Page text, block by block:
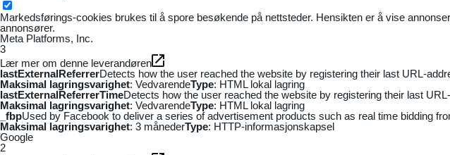
Markedsførings-cookies brukes til å spore besøkende på nettsteder. Hensikten er å vise
annonsører.
Meta Platforms, Inc.
3
Lær mer om denne leverandøren
lastExternalReferrerDetects how the user reached the website by registering their last URL-
Maksimal lagringsvarighet: VedvarendeType: HTML lokal lagring
lastExternalReferrerTimeDetects how the user reached the website by registering their last
Maksimal lagringsvarighet: VedvarendeType: HTML lokal lagring
_fbpUsed by Facebook to deliver a series of advertisement products such as real time bidding
Maksimal lagringsvarighet: 3 månederType: HTTP-informasjonskapsel
Google
2